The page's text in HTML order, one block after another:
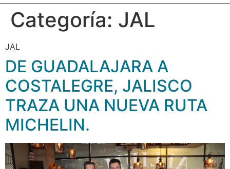
Categoría: JAL
JAL
DE GUADALAJARA A
COSTALEGRE, JALISCO
TRAZA UNA NUEVA RUTA
MICHELIN.